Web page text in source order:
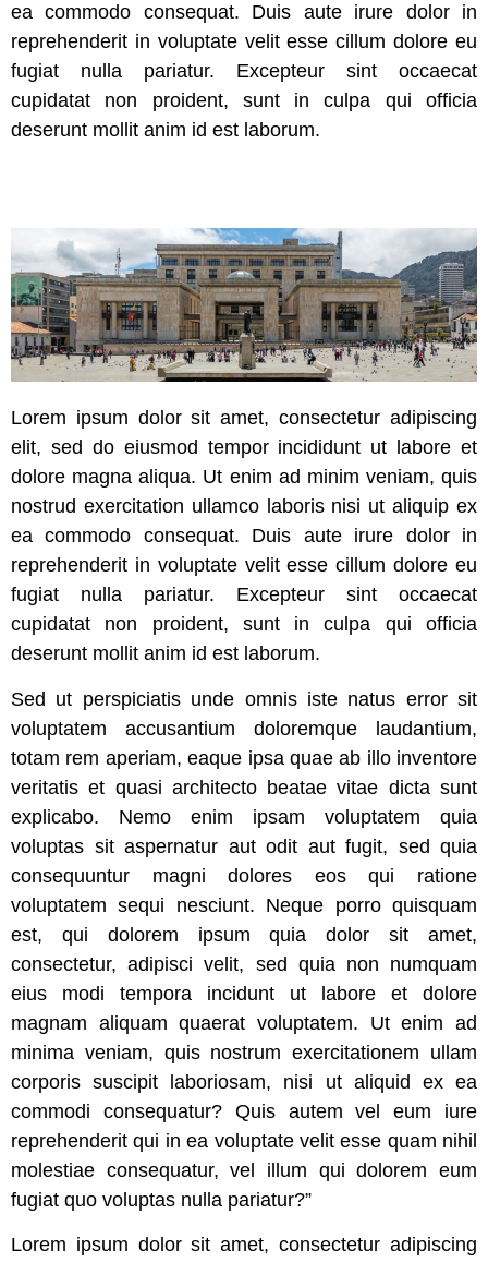
ea commodo consequat. Duis aute irure dolor in
reprehenderit in voluptate velit esse cillum dolore eu
fugiat nulla pariatur. Excepteur sint occaecat
cupidatat non proident, sunt in culpa qui officia
deserunt mollit anim id est laborum.
Lorem ipsum dolor sit amet, consectetur adipiscing
elit, sed do eiusmod tempor incididunt ut labore et
dolore magna aliqua. Ut enim ad minim veniam, quis
nostrud exercitation ullamco laboris nisi ut aliquip ex
ea commodo consequat. Duis aute irure dolor in
reprehenderit in voluptate velit esse cillum dolore eu
fugiat nulla pariatur. Excepteur sint occaecat
cupidatat non proident, sunt in culpa qui officia
deserunt mollit anim id est laborum.
Sed ut perspiciatis unde omnis iste natus error sit
voluptatem accusantium doloremque laudantium,
totam rem aperiam, eaque ipsa quae ab illo inventore
veritatis et quasi architecto beatae vitae dicta sunt
explicabo. Nemo enim ipsam voluptatem quia
voluptas sit aspernatur aut odit aut fugit, sed quia
consequuntur magni dolores eos qui ratione
voluptatem sequi nesciunt. Neque porro quisquam
est, qui dolorem ipsum quia dolor sit amet,
consectetur, adipisci velit, sed quia non numquam
eius modi tempora incidunt ut labore et dolore
magnam aliquam quaerat voluptatem. Ut enim ad
minima veniam, quis nostrum exercitationem ullam
corporis suscipit laboriosam, nisi ut aliquid ex ea
commodi consequatur? Quis autem vel eum iure
reprehenderit qui in ea voluptate velit esse quam nihil
molestiae consequatur, vel illum qui dolorem eum
fugiat quo voluptas nulla pariatur?”
Lorem ipsum dolor sit amet, consectetur adipiscing